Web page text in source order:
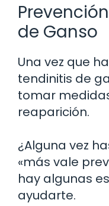
de Ganso
Una vez que
tendinitis de
tomar
reaparición.
¿Alguna vez
«más vale
hay algunas
ayudarte.